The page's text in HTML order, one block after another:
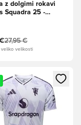
z dolgimi rokavi
Squadra 25 -
27,95 €
veliko velikosti
Modal za prijavo ali